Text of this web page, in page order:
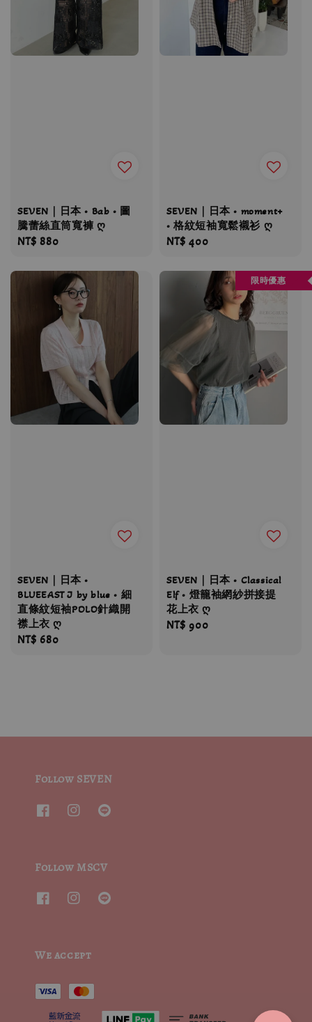
SEVEN｜日本 • Bab • 圖
騰蕾絲直筒寬褲 ღ
Regular
NT$ 880
SEVEN｜日本 • moment+
• 格紋短袖寬鬆襯衫 ღ
Regular
NT$ 400
SEVEN｜日本 •
BLUEEAST J by blue • 細
直條紋短袖POLO針織開
襟上衣 ღ
Regular
NT$ 680
限時優惠
SEVEN｜日本 • Classical
Elf • 燈籠袖網紗拼接提
花上衣 ღ
Regular
NT$ 900
Follow SEVEN
Follow MSCV
We accept